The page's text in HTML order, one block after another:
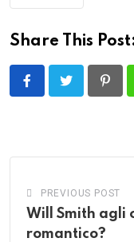
Share This
PREVIOUS POST
Will Smith agli
romantico?